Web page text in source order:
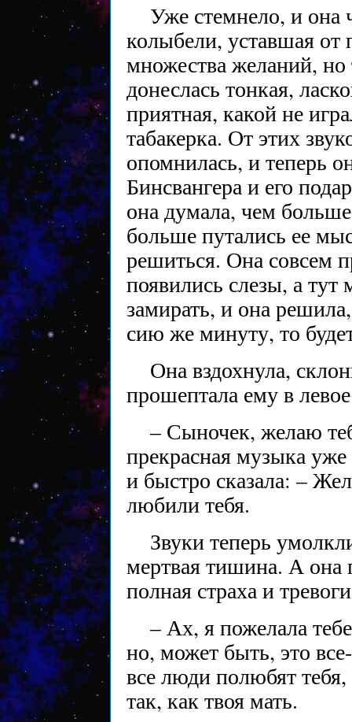
Уже стемнело, и она
колыбели, уставшая от
множества желаний, но
донеслась тонкая,
приятная, какой не
табакерка. От этих
опомнилась, и теперь
Бинсвангера и его
она думала, чем
больше путались ее
решиться. Она совсем
появились слезы, а тут
замирать, и она
сию же минуту, то
Она вздохнула,
прошептала ему в
– Сыночек, желаю
прекрасная музыка уже
и быстро сказала: –
любили тебя.
Звуки теперь
мертвая тишина. А она
полная страха и
– Ах, я пожелала
но, может быть, это
все люди полюбят
так, как твоя мать.